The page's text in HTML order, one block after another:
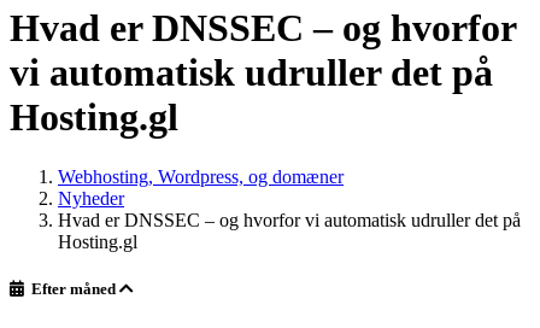
Hvad er DNSSEC – og hvorfor
vi automatisk udruller det på
Hosting.gl
Webhosting, Wordpress, og domæner
Nyheder
Hvad er DNSSEC – og hvorfor vi automatisk udruller det på
Hosting.gl
Efter måned